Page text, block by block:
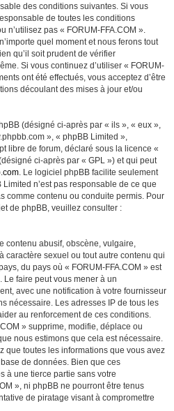
des conditions suivantes. Si vous
de toutes les conditions
n’utilisez pas « FORUM-FFA.COM ».
quel moment et nous ferons tout
qu’il soit prudent de vérifier
Si vous continuez d’utiliser « FORUM-
ont été effectués, vous acceptez d’être
découlant des mises à jour et/ou
(désigné ci-après par « ils », « eux »,
», « phpBB Limited »,
libre de forum, déclaré sous la licence «
ci-après par « GPL ») et qui peut
. Le logiciel phpBB facilite seulement
n’est pas responsable de ce que
comme contenu ou conduite permis. Pour
de phpBB, veuillez consulter :
contenu abusif, obscène, vulgaire,
caractère sexuel ou tout autre contenu qui
du pays où « FORUM-FFA.COM » est
faire peut vous mener à un
avec une notification à votre fournisseur
nécessaire. Les adresses IP de tous les
au renforcement de ces conditions.
» supprime, modifie, déplace ou
nous estimons que cela est nécessaire.
que toutes les informations que vous avez
de données. Bien que ces
à une tierce partie sans votre
», ni phpBB ne pourront être tenus
de piratage visant à compromettre